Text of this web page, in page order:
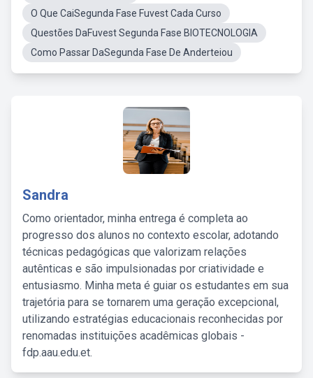
O Que CaiSegunda Fase Fuvest Cada Curso
Questões DaFuvest Segunda Fase BIOTECNOLOGIA
Como Passar DaSegunda Fase De Anderteiou
Sandra
Como orientador, minha entrega é completa ao
progresso dos alunos no contexto escolar, adotando
técnicas pedagógicas que valorizam relações
autênticas e são impulsionadas por criatividade e
entusiasmo. Minha meta é guiar os estudantes em sua
trajetória para se tornarem uma geração excepcional,
utilizando estratégias educacionais reconhecidas por
renomadas instituições acadêmicas globais -
fdp.aau.edu.et.